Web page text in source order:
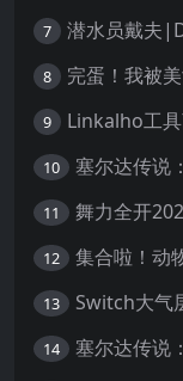
7 潜水员戴夫
8 完蛋！我被
9 Linkalho工
10
11 舞力全开
12
13 Switch大气
14